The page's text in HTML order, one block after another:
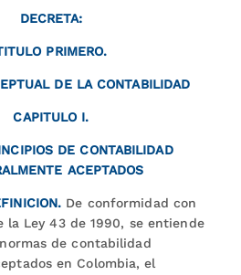
DECRETA:
PRIMERO.
DE LA CONTABILIDAD
CAPITULO I.
DE CONTABILIDAD
ACEPTADOS
De conformidad con
la Ley 43 de 1990, se entiende
de contabilidad
en Colombia, el